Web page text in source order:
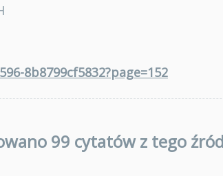
8b8799cf5832?page=152
99 cytatów z tego